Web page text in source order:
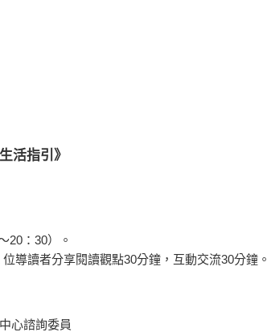
活指引》
20：30）。
導讀者分享閱讀觀點30分鐘，互動交流30分鐘。
心諮詢委員